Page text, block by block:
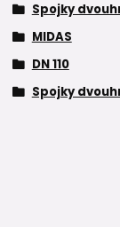
Spojky
MIDAS
DN 110
Spojky